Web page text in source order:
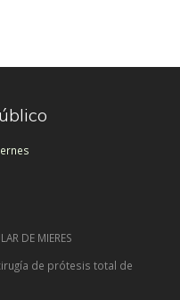
DE MIERES
de prótesis total de